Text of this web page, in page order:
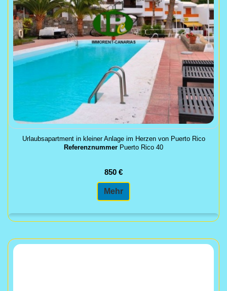
Urlaubsapartment in kleiner Anlage im Herzen von Puerto Rico
Referenznummer Puerto Rico 40
850 €
Mehr